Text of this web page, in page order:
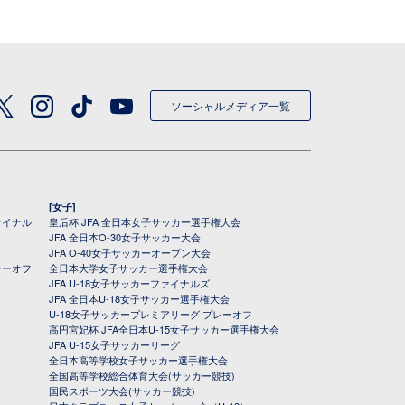
ソーシャルメディア一覧
ナル
オフ
[女子]
皇后杯 JFA 全日本女子サッカー選手権大会
JFA 全日本O-30女子サッカー大会
JFA O-40女子サッカーオープン大会
全日本大学女子サッカー選手権大会
JFA U-18女子サッカーファイナルズ
JFA 全日本U-18女子サッカー選手権大会
U-18女子サッカープレミアリーグ プレーオフ
高円宮妃杯 JFA全日本U-15女子サッカー選手権大会
JFA U-15女子サッカーリーグ
全日本高等学校女子サッカー選手権大会
全国高等学校総合体育大会(サッカー競技)
国民スポーツ大会(サッカー競技)